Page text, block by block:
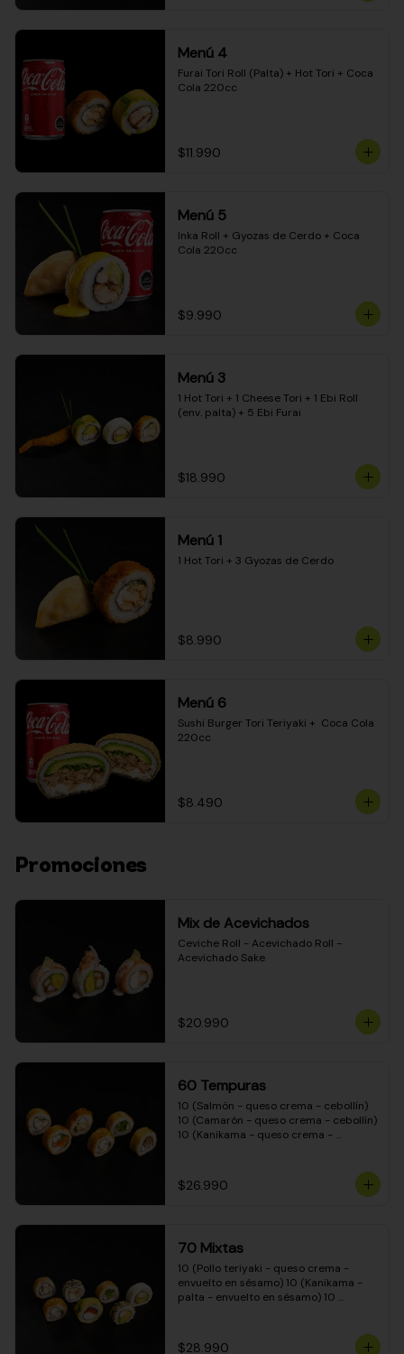
Menú 4
Furai Tori Roll (Palta) + Hot Tori + Coca
Cola 220cc
$11.990
Menú 5
Inka Roll + Gyozas de Cerdo + Coca
Cola 220cc
$9.990
Menú 3
1 Hot Tori + 1 Cheese Tori + 1 Ebi Roll
(env. palta) + 5 Ebi Furai
$18.990
Menú 1
1 Hot Tori + 3 Gyozas de Cerdo
$8.990
Menú 6
Sushi Burger Tori Teriyaki +  Coca Cola
220cc
$8.490
Promociones
Mix de Acevichados
Ceviche Roll - Acevichado Roll -
Acevichado Sake
$20.990
60 Tempuras
10 (Salmón - queso crema - cebollín)
10 (Camarón - queso crema - cebollín)
10 (Kanikama - queso crema -
crema - cebollín) 10 (Carne - queso
crema - cebollín)
$26.990
70 Mixtas
10 (Pollo teriyaki - queso crema -
envuelto en sésamo) 10 (Kanikama -
palta - envuelto en sésamo) 10
- envuelto en queso crema) 10
$28.990